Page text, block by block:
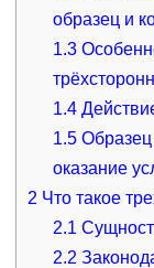
образец и
1.3
1.4
1.5 Образец
оказание
2 Что такое
2.1
2.2